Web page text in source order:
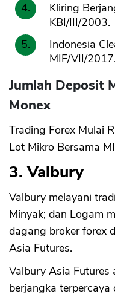
Kliring
KBI/III/2003.
Indonesia
MIF/VII/2017.
Jumlah Deposit
Monex
Trading Forex Mulai
Lot Mikro Bersama
3. Valbury
Valbury melayani
Minyak; dan Logam
dagang broker forex
Asia Futures.
Valbury Asia Futures
berjangka terpercaya